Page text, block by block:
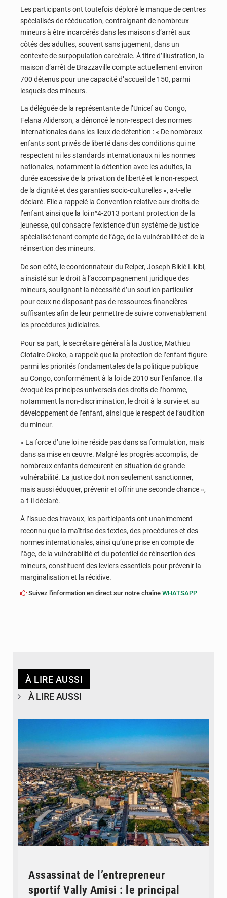
Les participants ont toutefois déploré le manque de centres
spécialisés de rééducation, contraignant de nombreux
mineurs à être incarcérés dans les maisons d’arrêt aux
côtés des adultes, souvent sans jugement, dans un
contexte de surpopulation carcérale. À titre d’illustration, la
maison d’arrêt de Brazzaville compte actuellement environ
700 détenus pour une capacité d’accueil de 150, parmi
lesquels des mineurs.
La déléguée de la représentante de l’Unicef au Congo,
Felana Aliderson, a dénoncé le non-respect des normes
internationales dans les lieux de détention : « De nombreux
enfants sont privés de liberté dans des conditions qui ne
respectent ni les standards internationaux ni les normes
nationales, notamment la détention avec les adultes, la
durée excessive de la privation de liberté et le non-respect
de la dignité et des garanties socio-culturelles », a-t-elle
déclaré. Elle a rappelé la Convention relative aux droits de
l’enfant ainsi que la loi n°4-2013 portant protection de la
jeunesse, qui consacre l’existence d’un système de justice
spécialisé tenant compte de l’âge, de la vulnérabilité et de la
réinsertion des mineurs.
De son côté, le coordonnateur du Reiper, Joseph Bikié Likibi,
a insisté sur le droit à l’accompagnement juridique des
mineurs, soulignant la nécessité d’un soutien particulier
pour ceux ne disposant pas de ressources financières
suffisantes afin de leur permettre de suivre convenablement
les procédures judiciaires.
Pour sa part, le secrétaire général à la Justice, Mathieu
Clotaire Okoko, a rappelé que la protection de l’enfant figure
parmi les priorités fondamentales de la politique publique
au Congo, conformément à la loi de 2010 sur l’enfance. Il a
évoqué les principes universels des droits de l’homme,
notamment la non-discrimination, le droit à la survie et au
développement de l’enfant, ainsi que le respect de l’audition
du mineur.
« La force d’une loi ne réside pas dans sa formulation, mais
dans sa mise en œuvre. Malgré les progrès accomplis, de
nombreux enfants demeurent en situation de grande
vulnérabilité. La justice doit non seulement sanctionner,
mais aussi éduquer, prévenir et offrir une seconde chance »,
a-t-il déclaré.
À l’issue des travaux, les participants ont unanimement
reconnu que la maîtrise des textes, des procédures et des
normes internationales, ainsi qu’une prise en compte de
l’âge, de la vulnérabilité et du potentiel de réinsertion des
mineurs, constituent des leviers essentiels pour prévenir la
marginalisation et la récidive.
Suivez l'information en direct sur notre chaîne WHATSAPP
À LIRE AUSSI
À LIRE AUSSI
Assassinat de l’entrepreneur
sportif Vally Amisi : le principal